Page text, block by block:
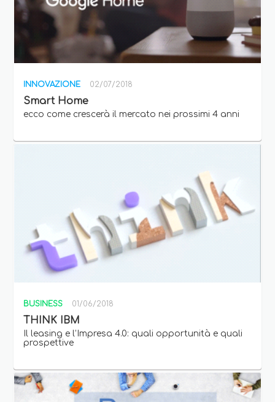
INNOVAZIONE 02/07/2018
Smart Home
ecco come crescerà il mercato nei prossimi 4 anni
BUSINESS 01/06/2018
THINK IBM
Il leasing e l’Impresa 4.0: quali opportunità e quali
prospettive